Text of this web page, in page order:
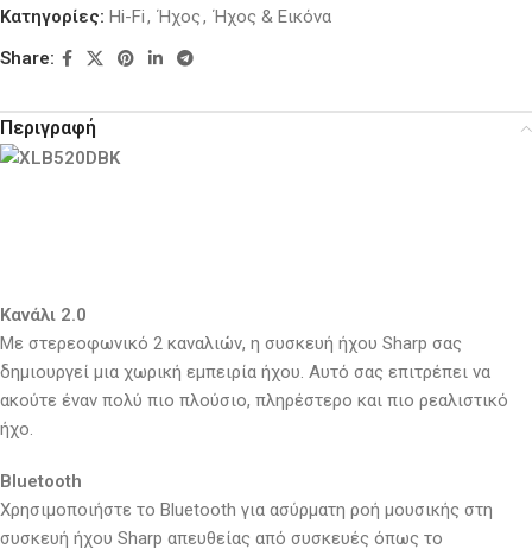
Κατηγορίες: Hi-Fi, Ήχος, Ήχος & Εικόνα
Share:
Περιγραφή
Κανάλι 2.0
Με στερεοφωνικό 2 καναλιών, η συσκευή ήχου Sharp σας
δημιουργεί μια χωρική εμπειρία ήχου. Αυτό σας επιτρέπει να
ακούτε έναν πολύ πιο πλούσιο, πληρέστερο και πιο ρεαλιστικό
ήχο.
Bluetooth
Χρησιμοποιήστε το Bluetooth για ασύρματη ροή μουσικής στη
συσκευή ήχου Sharp απευθείας από συσκευές όπως το